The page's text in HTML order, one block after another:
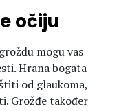
očiju
mogu vas
Hrana bogata
od glaukoma,
Grožđe također